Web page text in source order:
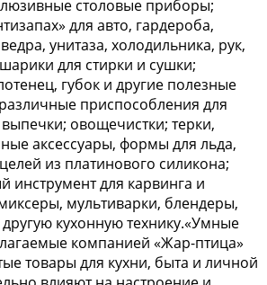
столовые приборы;
для авто, гардероба,
унитаза, холодильника, рук,
для стирки и сушки;
губок и другие полезные
приспособления для
овощечистки; терки,
аксессуары, формы для льда,
из платинового силикона;
инструмент для карвинга и
мультиварки, блендеры,
кухонную технику.«Умные
компанией «Жар-птица»
товары для кухни, быта и личной